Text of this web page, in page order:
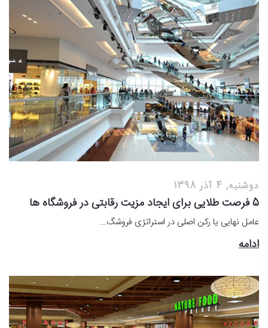
دوشنبه, 4 آذر 1398
5 فرصت طلایی برای ایجاد مزیت رقابتی در فروشگاه ها
عامل نهایی یا رکن اصلی در استراتژی فروشگ...
ادامه